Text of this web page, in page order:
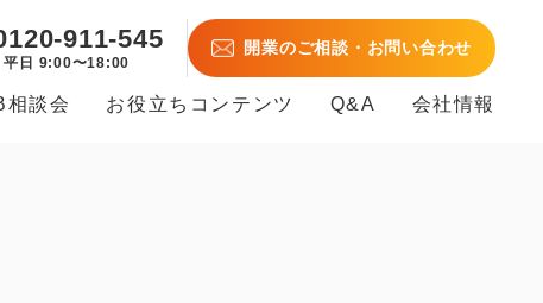
911-545
平日 9:00〜18:00
開業のご相談・お問い合わせ
相談会 お役立ちコンテンツ Q&A 会社情報